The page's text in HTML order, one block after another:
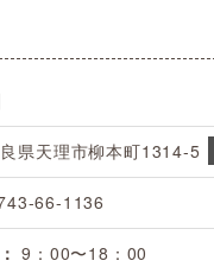
県天理市柳本町1314-5
66-1136
9：00〜18：00